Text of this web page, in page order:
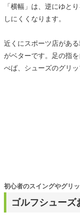
「横幅」は、逆にゆと
しにくくなります。
近くにスポーツ店があ
がベターです。足の指
べば、シューズのグリッ
ゴルフシューズ
初心者のスイングやグリ